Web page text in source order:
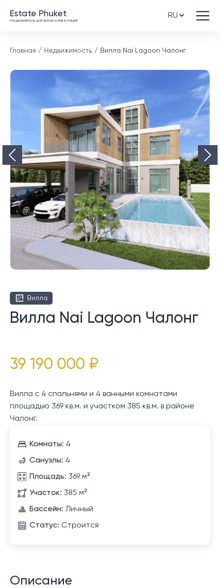
Estate Phuket
Недвижимость для жизни и инвестиций
Главная Недвижимость Вилла Nai Lagoon Чалонг
Вилла
Вилла Nai Lagoon Чалонг
39 190 000 ₽
Вилла с 4 спальнями и 4 ванными комнатами
площадью 369 кв.м. и участком 385 кв.м. в районе
Чалонг.
Комнаты: 4
Санузлы: 4
Площадь: 369 м²
Участок: 385 м²
Бассейн: Личный
Статус: Строится
Описание